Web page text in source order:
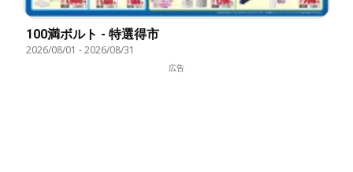
100満ボルト - 特選得市
2026/08/01 -2026/08/31
広告